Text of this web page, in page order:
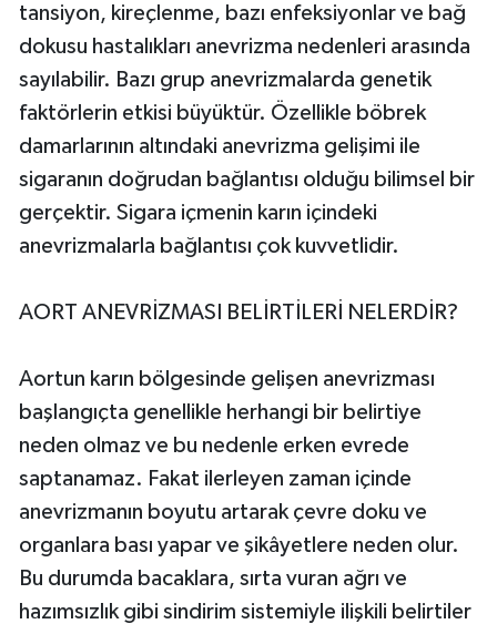
tansiyon, kireçlenme, bazı enfeksiyonlar ve bağ
dokusu hastalıkları anevrizma nedenleri arasında
sayılabilir. Bazı grup anevrizmalarda genetik
faktörlerin etkisi büyüktür. Özellikle böbrek
damarlarının altındaki anevrizma gelişimi ile
sigaranın doğrudan bağlantısı olduğu bilimsel bir
gerçektir. Sigara içmenin karın içindeki
anevrizmalarla bağlantısı çok kuvvetlidir.
AORT ANEVRİZMASI BELİRTİLERİ NELERDİR?
Aortun karın bölgesinde gelişen anevrizması
başlangıçta genellikle herhangi bir belirtiye
neden olmaz ve bu nedenle erken evrede
saptanamaz. Fakat ilerleyen zaman içinde
anevrizmanın boyutu artarak çevre doku ve
organlara bası yapar ve şikâyetlere neden olur.
Bu durumda bacaklara, sırta vuran ağrı ve
hazımsızlık gibi sindirim sistemiyle ilişkili belirtiler